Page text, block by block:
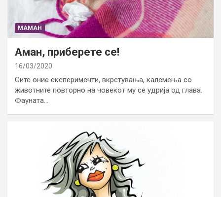
МАМАН
Аман, приберете се!
16/03/2020
Сите оние експерименти, вкрстувања, калемења со
животните повторно на човекот му се удрија од глава.
Фауната…